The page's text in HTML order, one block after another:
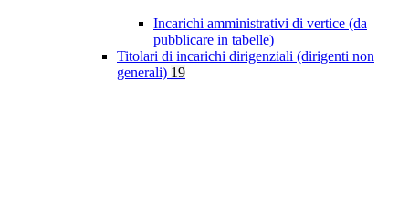
Incarichi amministrativi di vertice (da
pubblicare in tabelle)
Titolari di incarichi dirigenziali (dirigenti non
generali) 19